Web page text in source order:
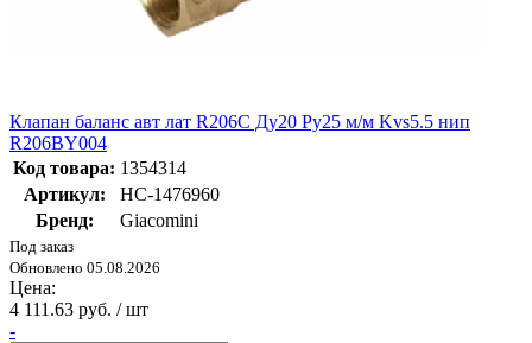
Клапан баланс авт лат R206C Ду20 Ру25 м/м Kvs5.5 нип
R206BY004
Код товара: 1354314
Артикул:
НС-1476960
Бренд:
Giacomini
Под заказ
Обновлено 05.08.2026
Цена:
4 111.63 руб. / шт
-